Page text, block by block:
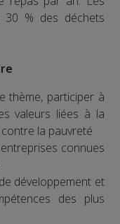
30 % des déchets
thème, participer à
valeurs liées à la
la pauvreté
connues
développement et
des plus